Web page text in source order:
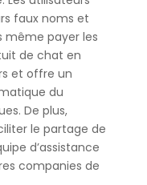
faux noms et
même payer les
de chat en
et offre un
du
De plus,
le partage de
d’assistance
companies de